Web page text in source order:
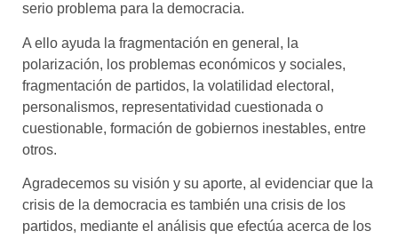
serio problema para la democracia.
A ello ayuda la fragmentación en general, la
polarización, los problemas económicos y sociales,
fragmentación de partidos, la volatilidad electoral,
personalismos, representatividad cuestionada o
cuestionable, formación de gobiernos inestables, entre
otros.
Agradecemos su visión y su aporte, al evidenciar que la
crisis de la democracia es también una crisis de los
partidos, mediante el análisis que efectúa acerca de los